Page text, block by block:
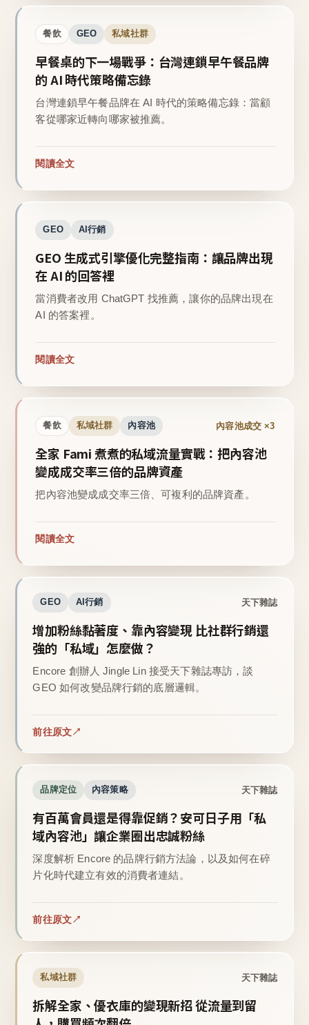
餐飲 GEO 私域社群
早餐桌的下一場戰爭：台灣連鎖早午餐品牌
的 AI 時代策略備忘錄
台灣連鎖早午餐品牌在 AI 時代的策略備忘錄：當顧
客從哪家近轉向哪家被推薦。
閱讀全文
GEO AI行銷
GEO 生成式引擎優化完整指南：讓品牌出現
在 AI 的回答裡
當消費者改用 ChatGPT 找推薦，讓你的品牌出現在
AI 的答案裡。
閱讀全文
餐飲 私域社群 內容池 內容池成交 ×3
全家 Fami 煮煮的私域流量實戰：把內容池
變成成交率三倍的品牌資產
把內容池變成成交率三倍、可複利的品牌資產。
閱讀全文
GEO AI行銷 天下雜誌
增加粉絲黏著度、靠內容變現 比社群行銷還
強的「私域」怎麼做？
Encore 創辦人 Jingle Lin 接受天下雜誌專訪，談
GEO 如何改變品牌行銷的底層邏輯。
前往原文
品牌定位 內容策略 天下雜誌
有百萬會員還是得靠促銷？安可日子用「私
域內容池」讓企業圈出忠誠粉絲
深度解析 Encore 的品牌行銷方法論，以及如何在碎
片化時代建立有效的消費者連結。
前往原文
私域社群 天下雜誌
拆解全家、優衣庫的變現新招 從流量到留